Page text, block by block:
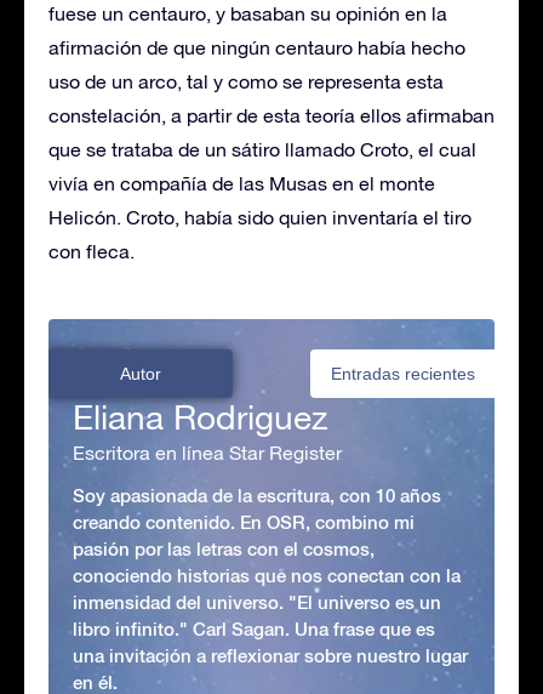
fuese un centauro, y basaban su opinión en la
afirmación de que ningún centauro había hecho
uso de un arco, tal y como se representa esta
constelación, a partir de esta teoría ellos afirmaban
que se trataba de un sátiro llamado Croto, el cual
vivía en compañía de las Musas en el monte
Helicón. Croto, había sido quien inventaría el tiro
con fleca.
Autor Entradas recientes
Eliana Rodriguez
Escritora en línea Star Register
Soy apasionada de la escritura, con 10 años
creando contenido. En OSR, combino mi
pasión por las letras con el cosmos,
conociendo historias que nos conectan con la
inmensidad del universo. "El universo es un
libro infinito." Carl Sagan. Una frase que es
una invitación a reflexionar sobre nuestro lugar
en él.